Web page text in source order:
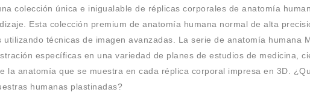
colección única e inigualable de réplicas corporales de anatomía
Esta colección premium de anatomía humana normal de alta
técnicas de imagen avanzadas. La serie de anatomía humana
específicas en una variedad de planes de estudios de medicina,
la anatomía que se muestra en cada réplica corporal impresa en 3D.
humanas plastinadas?